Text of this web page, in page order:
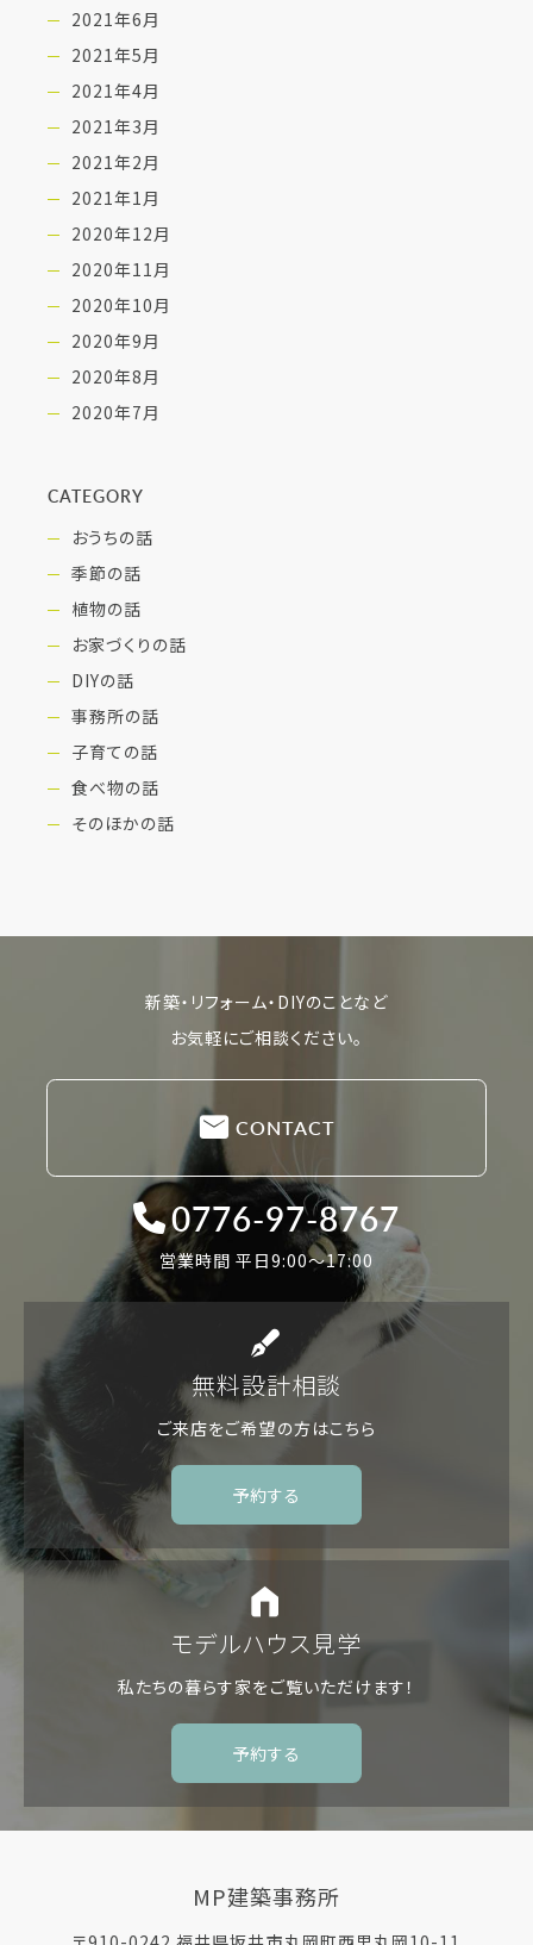
2021年6月
2021年5月
2021年4月
2021年3月
2021年2月
2021年1月
2020年12月
2020年11月
2020年10月
2020年9月
2020年8月
2020年7月
CATEGORY
おうちの話
季節の話
植物の話
お家づくりの話
DIYの話
事務所の話
子育ての話
食べ物の話
そのほかの話
新築・リフォーム・DIYのことなど
お気軽にご相談ください。
CONTACT
0776-97-8767
営業時間 平日9:00〜17:00
無料設計相談
ご来店をご希望の方はこちら
予約する
モデルハウス見学
私たちの暮らす家をご覧いただけます！
予約する
MP建築事務所